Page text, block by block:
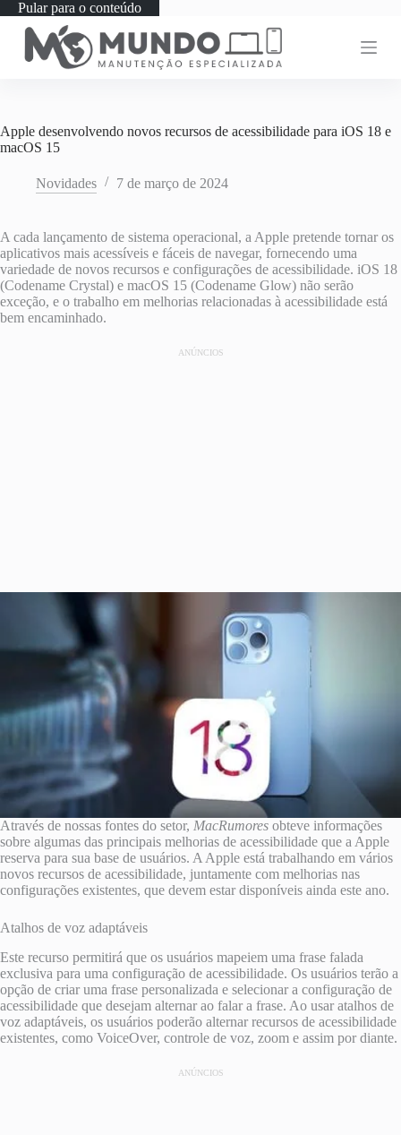
Pular para o conteúdo
Apple desenvolvendo novos recursos de acessibilidade para iOS 18 e
macOS 15
Novidades 7 de março de 2024
A cada lançamento de sistema operacional, a Apple pretende tornar os
aplicativos mais acessíveis e fáceis de navegar, fornecendo uma
variedade de novos recursos e configurações de acessibilidade. iOS 18
(Codename Crystal) e macOS 15 (Codename Glow) não serão
exceção, e o trabalho em melhorias relacionadas à acessibilidade está
bem encaminhado.
ANÚNCIOS
Através de nossas fontes do setor, MacRumores obteve informações
sobre algumas das principais melhorias de acessibilidade que a Apple
reserva para sua base de usuários. A Apple está trabalhando em vários
novos recursos de acessibilidade, juntamente com melhorias nas
configurações existentes, que devem estar disponíveis ainda este ano.
Atalhos de voz adaptáveis
Este recurso permitirá que os usuários mapeiem uma frase falada
exclusiva para uma configuração de acessibilidade. Os usuários terão a
opção de criar uma frase personalizada e selecionar a configuração de
acessibilidade que desejam alternar ao falar a frase. Ao usar atalhos de
voz adaptáveis, os usuários poderão alternar recursos de acessibilidade
existentes, como VoiceOver, controle de voz, zoom e assim por diante.
ANÚNCIOS